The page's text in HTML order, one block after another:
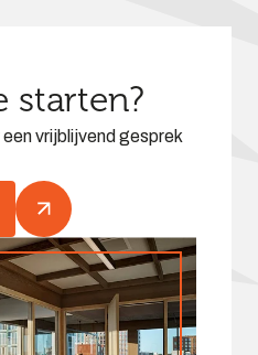
starten?
vrijblijvend gesprek